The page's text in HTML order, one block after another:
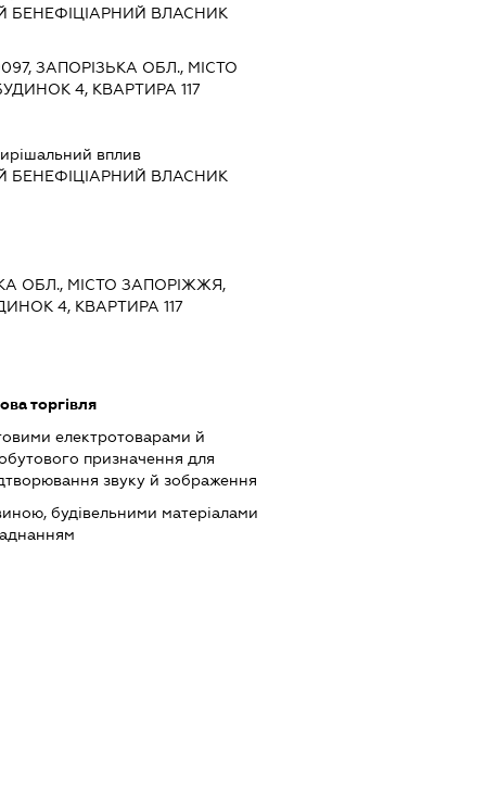
БЕНЕФІЦІАРНИЙ ВЛАСНИК
ЗАПОРІЗЬКА ОБЛ., МІСТО
4, КВАРТИРА 117
вплив
БЕНЕФІЦІАРНИЙ ВЛАСНИК
ОБЛ., МІСТО ЗАПОРІЖЖЯ,
4, КВАРТИРА 117
торгівля
електротоварами й
призначення для
звуку й зображення
будівельними матеріалами